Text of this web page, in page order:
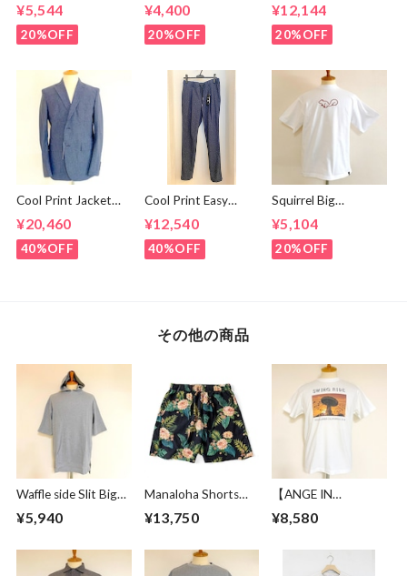
Logo T-shirt
White
¥5,544
20%OFF
Print T-shirt Vertical
Logo Black
¥4,400
20%OFF
¥12,144
20%OFF
Cool Print Jacket
Navy
¥20,460
40%OFF
Cool Print Easy
Slacks Navy
¥12,540
40%OFF
Squirrel Big
Embroidery T-
shirts White /
Brown
¥5,104
20%OFF
その他の商品
Waffle side Slit Big
Pullover Parka
Gray
¥5,940
Manaloha Shorts
Navy
¥13,750
【ANGE IN
DISGUISE】 Print T-
shirts #SWING
¥8,580